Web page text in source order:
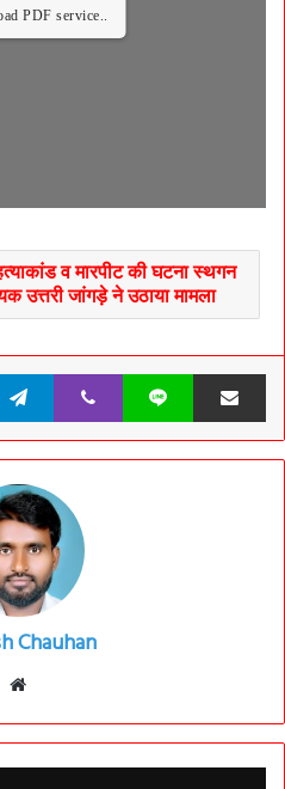
PDF service..
व मारपीट की घटना स्थगन
उत्तरी जांगड़े ने उठाया मामला
Telegram Viber Line Share
Chauhan